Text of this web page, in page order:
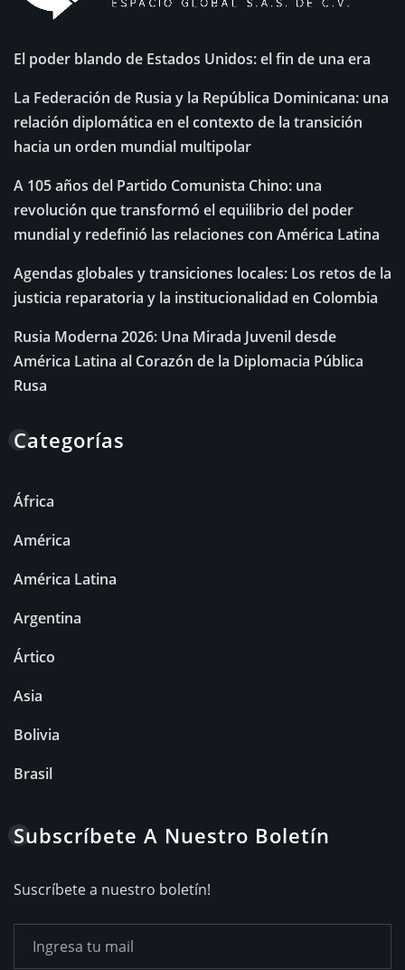
El poder blando de Estados Unidos: el fin de una era
La Federación de Rusia y la República Dominicana: una
relación diplomática en el contexto de la transición
hacia un orden mundial multipolar
A 105 años del Partido Comunista Chino: una
revolución que transformó el equilibrio del poder
mundial y redefinió las relaciones con América Latina
Agendas globales y transiciones locales: Los retos de la
justicia reparatoria y la institucionalidad en Colombia
Rusia Moderna 2026: Una Mirada Juvenil desde
América Latina al Corazón de la Diplomacia Pública
Rusa
Categorías
África
América
América Latina
Argentina
Ártico
Asia
Bolivia
Brasil
Subscríbete A Nuestro Boletín
Suscríbete a nuestro boletín!